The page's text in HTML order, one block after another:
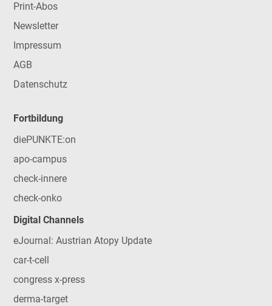
Print-Abos
Newsletter
Impressum
AGB
Datenschutz
Fortbildung
diePUNKTE:on
apo-campus
check-innere
check-onko
Digital Channels
eJournal: Austrian Atopy Update
car-t-cell
congress x-press
derma-target